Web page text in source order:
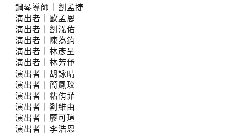
鋼琴導師｜劉孟捷
演出者｜歐孟恩
演出者｜劉泓佑
演出者｜陳為鈞
演出者｜林彥呈
演出者｜林芳伃
演出者｜胡詠晴
演出者｜簡鳳玟
演出者｜粘侑菲
演出者｜劉維由
演出者｜廖可瑄
演出者｜李浩恩